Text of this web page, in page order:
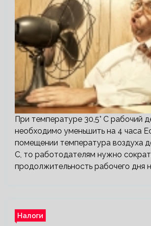
При температуре 30,5° С рабочий
необходимо уменьшить на 4 часа
помещении температура воздуха
С, то работодателям нужно
продолжительность рабочего дня
Налоги